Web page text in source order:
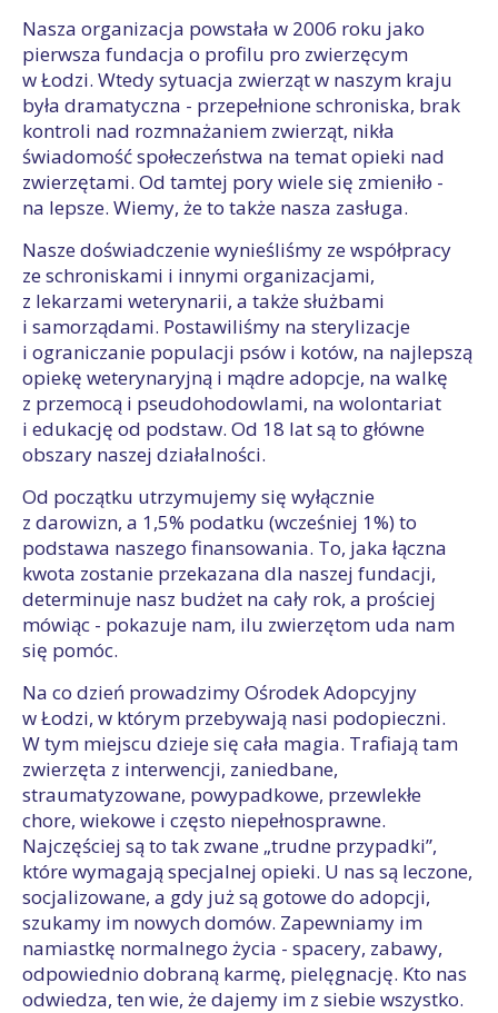
Nasza organizacja powstała w 2006 roku jako
pierwsza fundacja o profilu pro zwierzęcym
w Łodzi. Wtedy sytuacja zwierząt w naszym kraju
była dramatyczna - przepełnione schroniska, brak
kontroli nad rozmnażaniem zwierząt, nikła
świadomość społeczeństwa na temat opieki nad
zwierzętami. Od tamtej pory wiele się zmieniło -
na lepsze. Wiemy, że to także nasza zasługa.
Nasze doświadczenie wynieśliśmy ze współpracy
ze schroniskami i innymi organizacjami,
z lekarzami weterynarii, a także służbami
i samorządami. Postawiliśmy na sterylizacje
i ograniczanie populacji psów i kotów, na najlepszą
opiekę weterynaryjną i mądre adopcje, na walkę
z przemocą i pseudohodowlami, na wolontariat
i edukację od podstaw. Od 18 lat są to główne
obszary naszej działalności.
Od początku utrzymujemy się wyłącznie
z darowizn, a 1,5% podatku (wcześniej 1%) to
podstawa naszego finansowania. To, jaka łączna
kwota zostanie przekazana dla naszej fundacji,
determinuje nasz budżet na cały rok, a prościej
mówiąc - pokazuje nam, ilu zwierzętom uda nam
się pomóc.
Na co dzień prowadzimy Ośrodek Adopcyjny
w Łodzi, w którym przebywają nasi podopieczni.
W tym miejscu dzieje się cała magia. Trafiają tam
zwierzęta z interwencji, zaniedbane,
straumatyzowane, powypadkowe, przewlekłe
chore, wiekowe i często niepełnosprawne.
Najczęściej są to tak zwane „trudne przypadki”,
które wymagają specjalnej opieki. U nas są leczone,
socjalizowane, a gdy już są gotowe do adopcji,
szukamy im nowych domów. Zapewniamy im
namiastkę normalnego życia - spacery, zabawy,
odpowiednio dobraną karmę, pielęgnację. Kto nas
odwiedza, ten wie, że dajemy im z siebie wszystko.